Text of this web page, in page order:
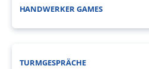
HANDWERKER GAMES
TURMGESPRÄCHE